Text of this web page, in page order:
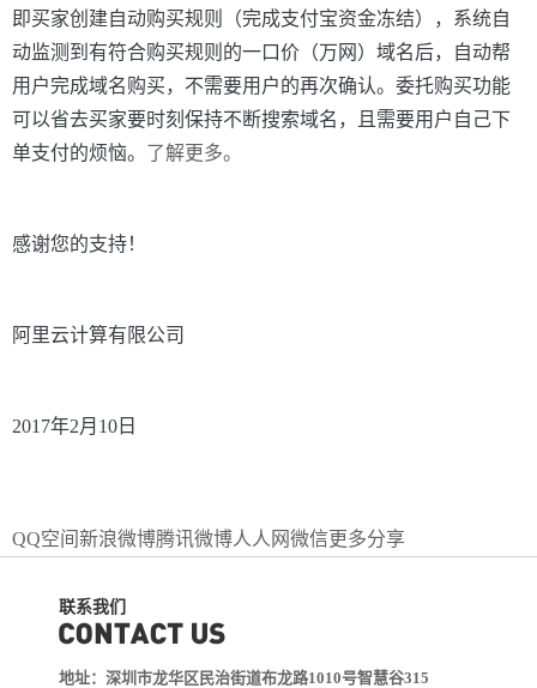
即买家创建自动购买规则（完成支付宝资金冻结），系统自
动监测到有符合购买规则的一口价（万网）域名后，自动帮
用户完成域名购买，不需要用户的再次确认。委托购买功能
可以省去买家要时刻保持不断搜索域名，且需要用户自己下
单支付的烦恼。 了解更多。
感谢您的支持！
阿里云计算有限公司
2017年2月10日
QQ空间 新浪微博腾讯微博人人网微信更多分享
联系我们
地址：深圳市龙华区民治街道布龙路1010号智慧谷315